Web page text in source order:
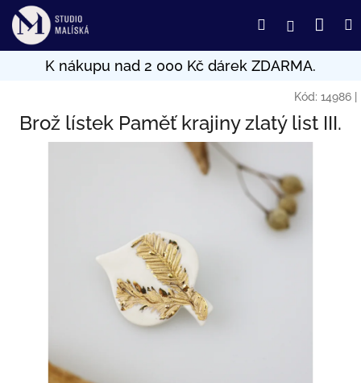
Přejít
obsah
HledatPřihlášení
Kód: 14986
Brož lístek Paměť krajiny zlatý list III.